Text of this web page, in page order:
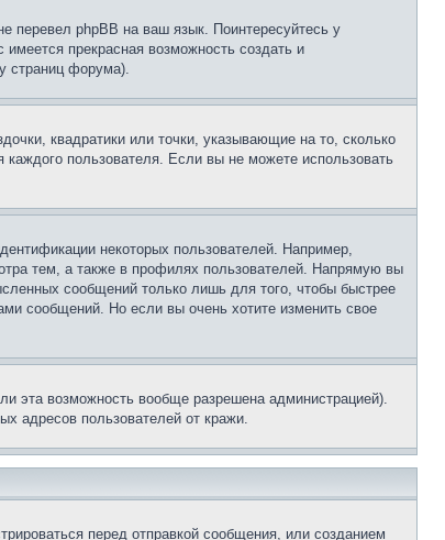
перевел phpBB на ваш язык. Поинтересуйтесь у
прекрасная возможность создать и
страниц форума).
квадратики или точки, указывающие на то, сколько
пользователя. Если вы не можете использовать
некоторых пользователей. Например,
тем, а также в профилях пользователей. Напрямую вы
сообщений только лишь для того, чтобы быстрее
сообщений. Но если вы очень хотите изменить свое
эта возможность вообще разрешена администрацией).
адресов пользователей от кражи.
перед отправкой сообщения, или созданием